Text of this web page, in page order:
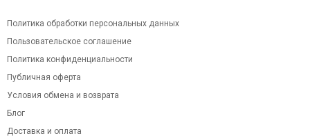
Политика обработки персональных данных
Пользовательское соглашение
Политика конфиденциальности
Публичная оферта
Условия обмена и возврата
Блог
Доставка и оплата